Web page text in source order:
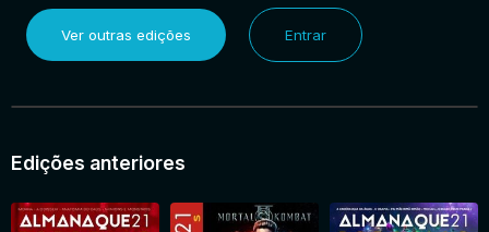
Ver outras edições Entrar
Edições anteriores